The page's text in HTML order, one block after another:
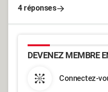
4 réponses
DEVENEZ MEMBRE
Connectez-